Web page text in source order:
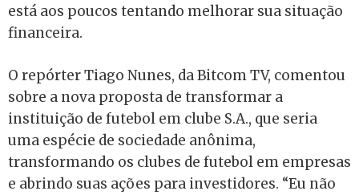
está aos poucos tentando melhorar sua situação
financeira.
O repórter Tiago Nunes, da Bitcom TV, comentou
sobre a nova proposta de transformar a
instituição de futebol em clube S.A., que seria
uma espécie de sociedade anônima,
transformando os clubes de futebol em empresas
e abrindo suas ações para investidores. “Eu não